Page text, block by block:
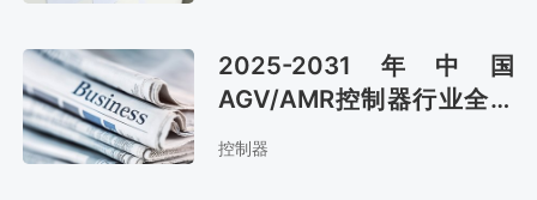
2025-2031年中国
AGV/AMR控制器行业全景
调研及市场前景预测报告
控制器